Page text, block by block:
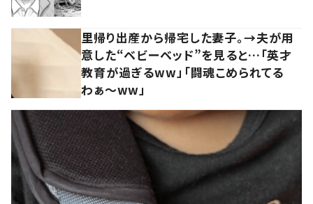
里帰り出産から帰宅した妻子。→夫が用
意した“ベビーベッド”を見ると…「英才
教育が過ぎるww」「闘魂こめられてる
わぁ～ww」